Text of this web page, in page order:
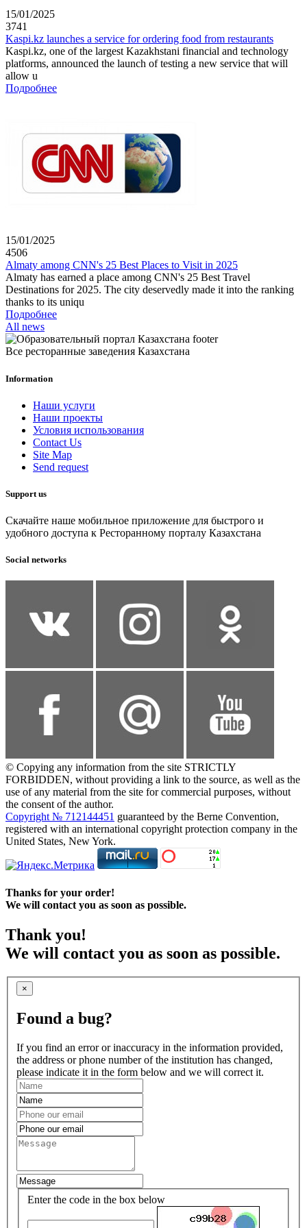
15/01/2025
3741
Kaspi.kz launches a service for ordering food from restaurants
Kaspi.kz, one of the largest Kazakhstani financial and technology
platforms, announced the launch of testing a new service that will
allow u
Подробнее
15/01/2025
4506
Almaty among CNN's 25 Best Places to Visit in 2025
Almaty has earned a place among CNN's 25 Best Travel
Destinations for 2025. The city deservedly made it into the ranking
thanks to its uniqu
Подробнее
All news
Все ресторанные заведения Казахстана
Information
Наши услуги
Наши проекты
Условия использования
Contact Us
Site Map
Send request
Support us
Скачайте наше мобильное приложение для быстрого и
удобного доступа к Ресторанному порталу Казахстана
Social networks
© Copying any information from the site STRICTLY
FORBIDDEN, without providing a link to the source, as well as the
use of any material from the site for commercial purposes, without
the consent of the author.
Copyright № 712144451 guaranteed by the Berne Convention,
registered with an international copyright protection company in the
United States, New York.
Thanks for your order!
We will contact you as soon as possible.
Thank you!
We will contact you as soon as possible.
×
Found a bug?
If you find an error or inaccuracy in the information provided,
the address or phone number of the institution has changed,
please indicate it in the form below and we will correct it.
Enter the code in the box below